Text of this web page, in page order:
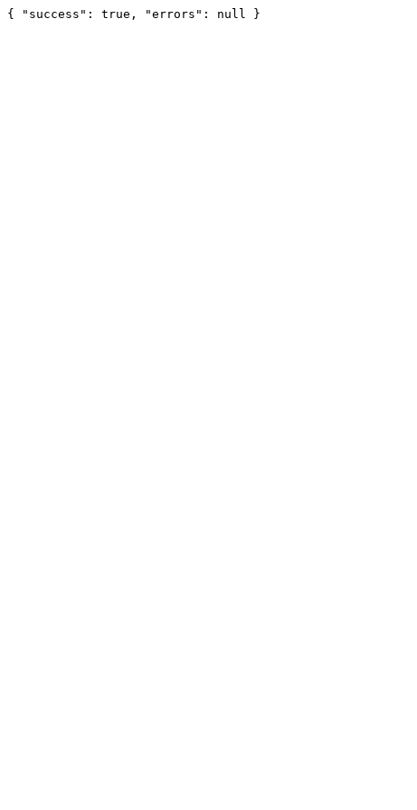
{ "success": true, "errors": null }